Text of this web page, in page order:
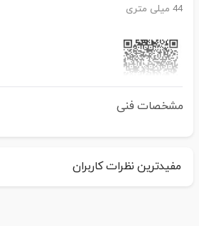
44 میلی متری
اگر برای خرید تمایل به عضویت در سایت ندارید،
مشخصات فنی
مفیدترین نظرات کاربران